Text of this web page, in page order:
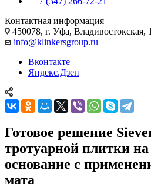
Контактная информация
450078, г. Уфа, Владивостокская,
info@klinkersgroup.ru
Вконтакте
Яндекс.Дзен
Готовое решение
тротуарной плитки на
основание с
мата